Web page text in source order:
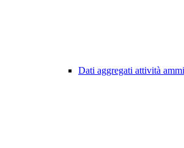
Dati aggregati attività